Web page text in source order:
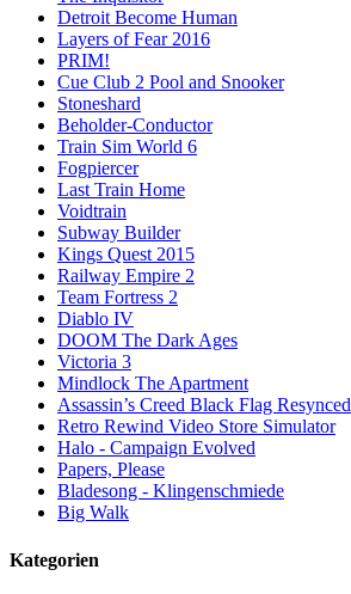
Detroit Become Human
Layers of Fear 2016
PRIM!
Cue Club 2 Pool and Snooker
Stoneshard
Beholder-Conductor
Train Sim World 6
Fogpiercer
Last Train Home
Voidtrain
Subway Builder
Kings Quest 2015
Railway Empire 2
Team Fortress 2
Diablo IV
DOOM The Dark Ages
Victoria 3
Mindlock The Apartment
Assassin’s Creed Black Flag Resynced
Retro Rewind Video Store Simulator
Halo - Campaign Evolved
Papers, Please
Bladesong - Klingenschmiede
Big Walk
Kategorien